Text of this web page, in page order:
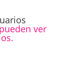
pueden ver